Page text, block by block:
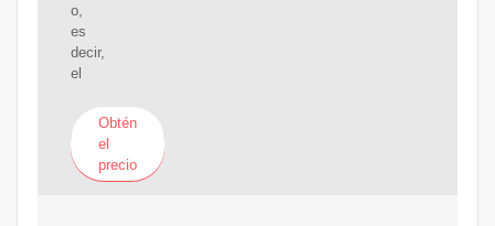
o,
es
decir,
el
Obtén
el
precio